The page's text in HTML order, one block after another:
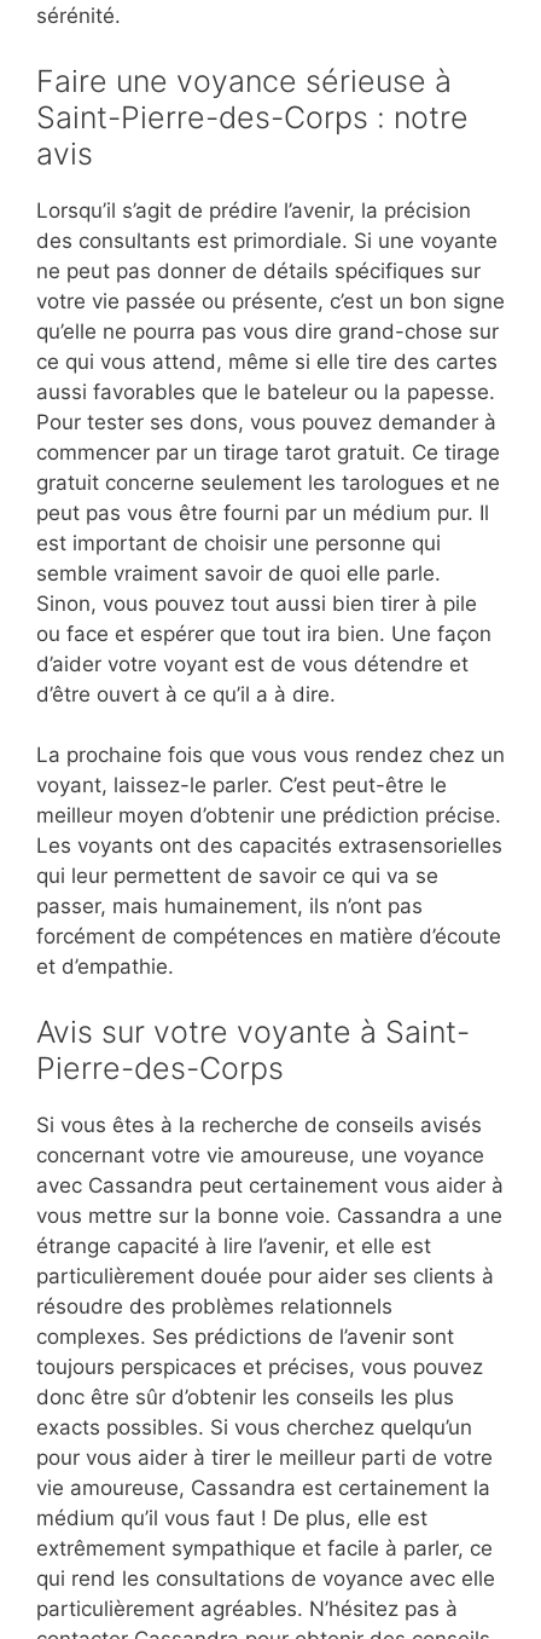
sérénité.
Faire une voyance sérieuse à
Saint-Pierre-des-Corps : notre
avis
Lorsqu’il s’agit de prédire l’avenir, la précision
des consultants est primordiale. Si une voyante
ne peut pas donner de détails spécifiques sur
votre vie passée ou présente, c’est un bon signe
qu’elle ne pourra pas vous dire grand-chose sur
ce qui vous attend, même si elle tire des cartes
aussi favorables que le bateleur ou la papesse.
Pour tester ses dons, vous pouvez demander à
commencer par un tirage tarot gratuit. Ce tirage
gratuit concerne seulement les tarologues et ne
peut pas vous être fourni par un médium pur. Il
est important de choisir une personne qui
semble vraiment savoir de quoi elle parle.
Sinon, vous pouvez tout aussi bien tirer à pile
ou face et espérer que tout ira bien. Une façon
d’aider votre voyant est de vous détendre et
d’être ouvert à ce qu’il a à dire.
La prochaine fois que vous vous rendez chez un
voyant, laissez-le parler. C’est peut-être le
meilleur moyen d’obtenir une prédiction précise.
Les voyants ont des capacités extrasensorielles
qui leur permettent de savoir ce qui va se
passer, mais humainement, ils n’ont pas
forcément de compétences en matière d’écoute
et d’empathie.
Avis sur votre voyante à Saint-
Pierre-des-Corps
Si vous êtes à la recherche de conseils avisés
concernant votre vie amoureuse, une voyance
avec Cassandra peut certainement vous aider à
vous mettre sur la bonne voie. Cassandra a une
étrange capacité à lire l’avenir, et elle est
particulièrement douée pour aider ses clients à
résoudre des problèmes relationnels
complexes. Ses prédictions de l’avenir sont
toujours perspicaces et précises, vous pouvez
donc être sûr d’obtenir les conseils les plus
exacts possibles. Si vous cherchez quelqu’un
pour vous aider à tirer le meilleur parti de votre
vie amoureuse, Cassandra est certainement la
médium qu’il vous faut ! De plus, elle est
extrêmement sympathique et facile à parler, ce
qui rend les consultations de voyance avec elle
particulièrement agréables. N’hésitez pas à